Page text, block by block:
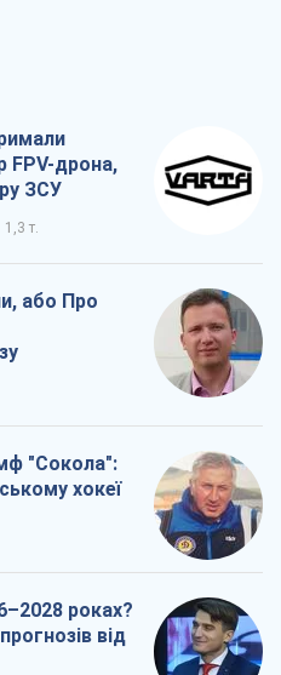
FPV-дрона,
ЗСУ
1,3 т.
або Про
"Сокола":
хокеї
роках?
від